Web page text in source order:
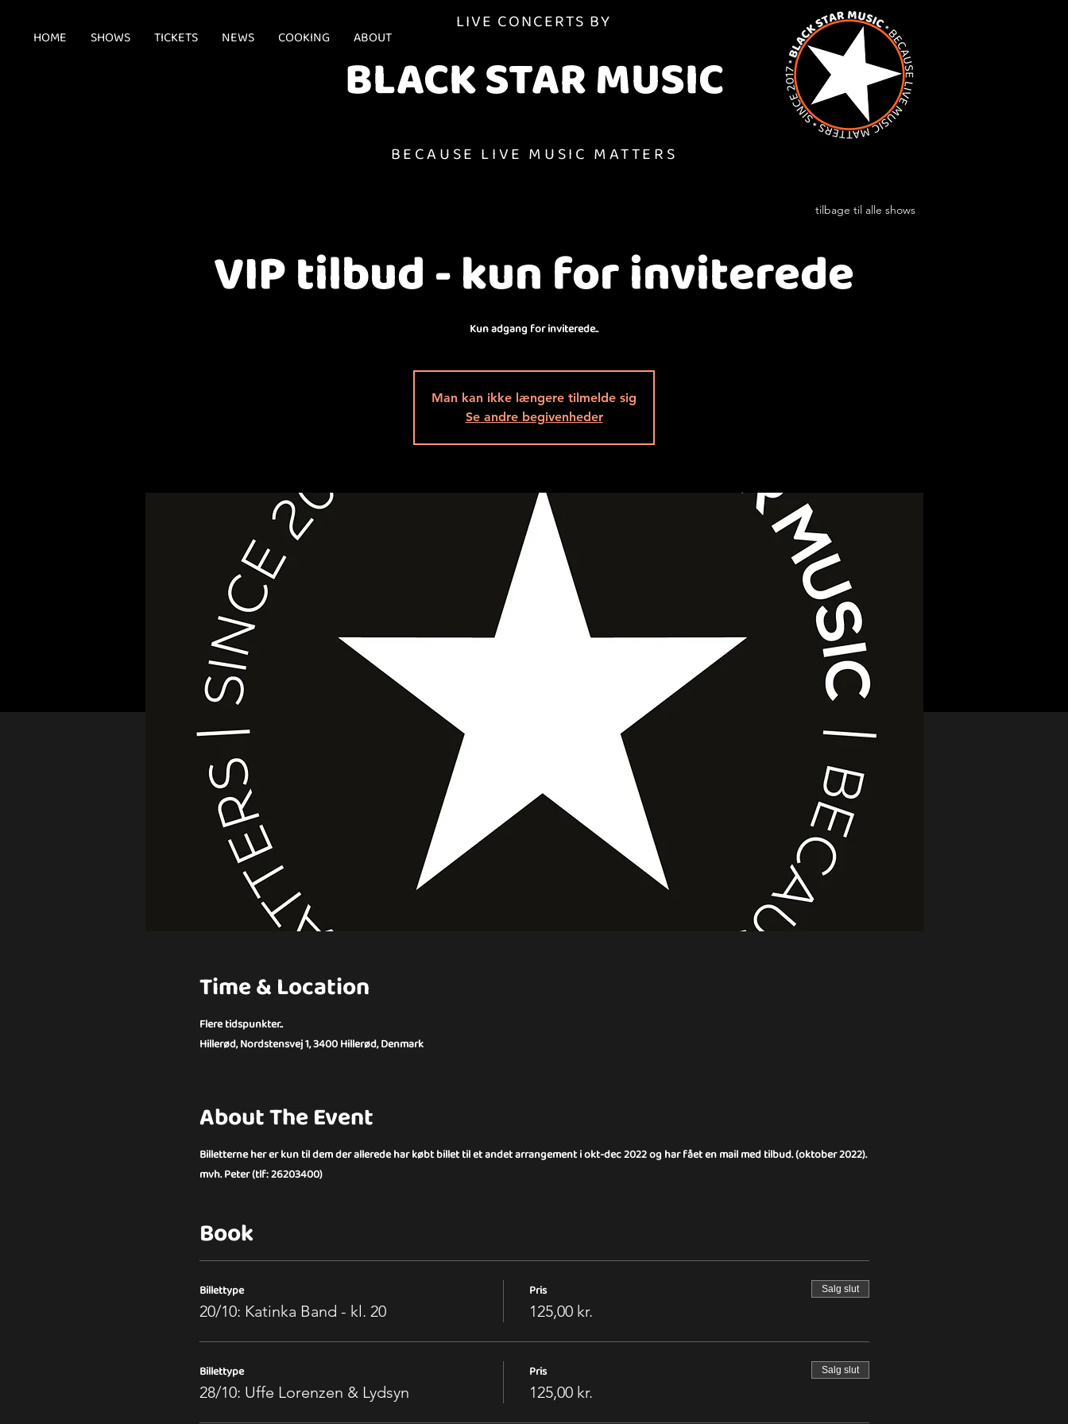
HOME SHOWS TICKETS NEWS COOKING ABOUT
LIVE CONCERTS BY
BLACK STAR MUSIC
BECAUSE LIVE MUSIC MATTERS
VIP tilbud - kun for inviterede
Kun adgang for inviterede..
Man kan ikke længere tilmelde sig
Se andre begivenheder
Time & Location
Flere tidspunkter..
Hillerød, Nordstensvej 1, 3400 Hillerød, Denmark
About The Event
Billetterne her er kun til dem der allerede har købt billet til et andet arrangement i okt-dec 2022 og har fået en mail med tilbud. (oktober 2022).
mvh. Peter (tlf: 26203400)
Book
Billettype
20/10: Katinka Band - kl. 20
Pris
125,00 kr.
Salg slut
Billettype
28/10: Uffe Lorenzen & Lydsyn
Pris
125,00 kr.
Salg slut
tilbage til alle shows